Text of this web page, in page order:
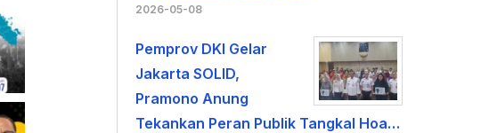
2026-05-08
Pemprov DKI Gelar
Jakarta SOLID,
Pramono Anung
Tekankan Peran Publik Tangkal Hoa…